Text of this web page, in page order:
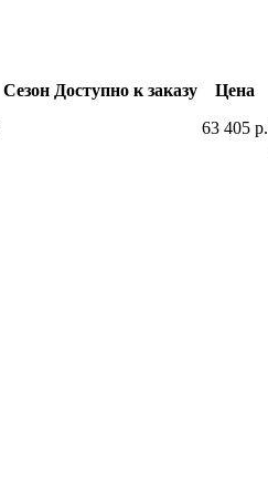
Сезон Доступно к заказу
Цена
63 405 р.